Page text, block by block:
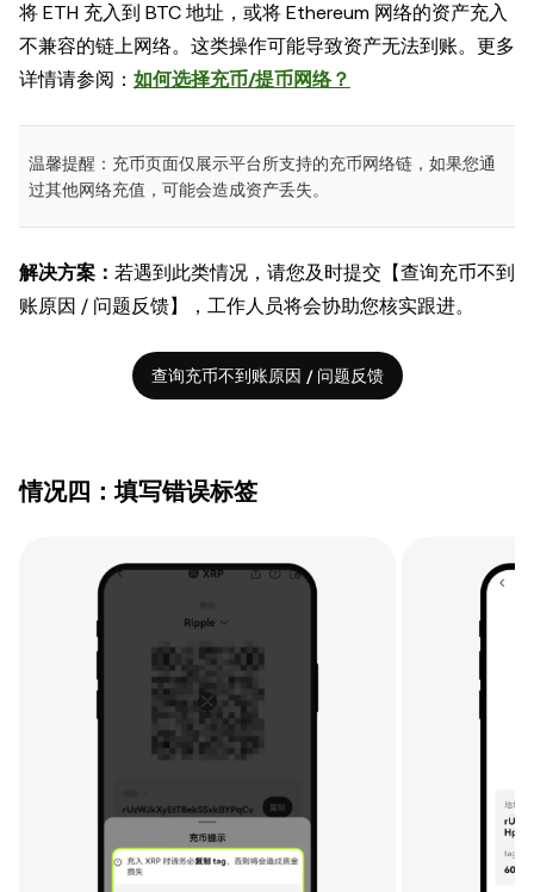
将 ETH 充入到 BTC 地址，或将 Ethereum 网络的资产充入
不兼容的链上网络。这类操作可能导致资产无法到账。更多
详情请参阅： 如何选择充币/提币网络？
温馨提醒：充币页面仅展示平台所支持的充币网络链，如果您通
过其他网络充值，可能会造成资产丢失。
解决方案： 若遇到此类情况，请您及时提交【查询充币不到
账原因 / 问题反馈】，工作人员将会协助您核实跟进。
查询充币不到账原因 / 问题反馈
情况四：填写错误标签